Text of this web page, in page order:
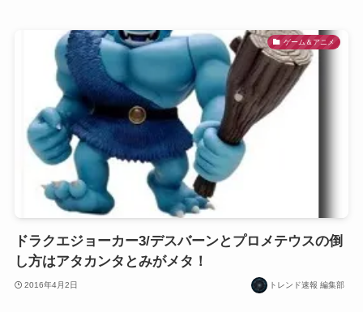
ゲーム＆アニメ
ドラクエジョーカー3/デスバーンとプロメテウスの倒
し方はアタカンタとみがメタ！
2016年4月2日 トレンド速報 編集部